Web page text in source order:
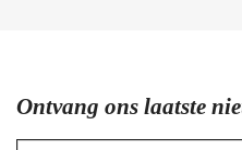
Ontvang ons laatste